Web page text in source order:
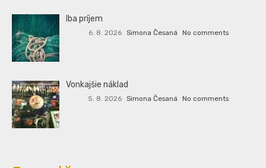
Iba príjem
6. 8. 2026 Simona Česaná No comments
Vonkajšie náklad
5. 8. 2026 Simona Česaná No comments